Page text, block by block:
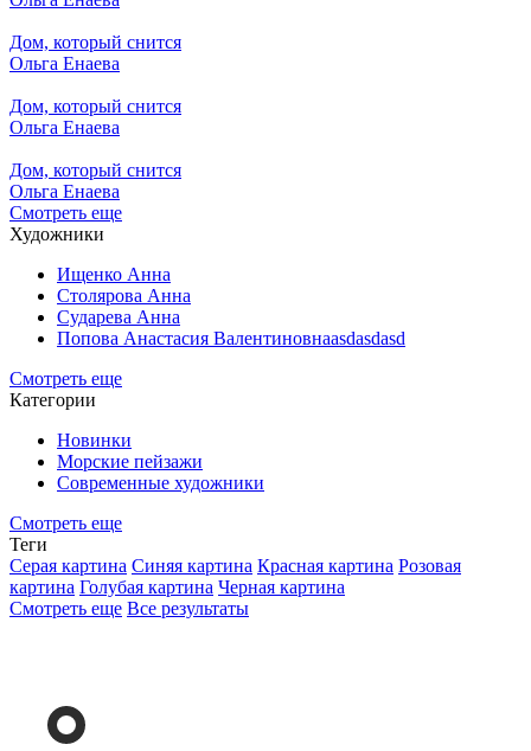
Дом, который снится
Ольга Енаева
Дом, который снится
Ольга Енаева
Дом, который снится
Ольга Енаева
Смотреть еще
Художники
Ищенко Анна
Столярова Анна
Сударева Анна
Попова Анастасия Валентиновнаasdasdasd
Смотреть еще
Категории
Новинки
Морские пейзажи
Современные художники
Смотреть еще
Теги
Серая картина Синяя картина Красная картина Розовая
картина Голубая картина Черная картина
Смотреть еще Все результаты